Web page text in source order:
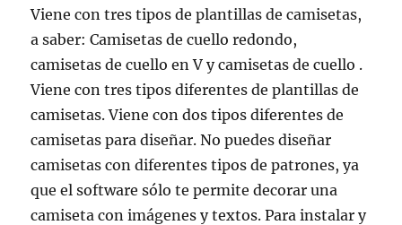
Viene con tres tipos de plantillas de camisetas,
a saber: Camisetas de cuello redondo,
camisetas de cuello en V y camisetas de cuello .
Viene con tres tipos diferentes de plantillas de
camisetas. Viene con dos tipos diferentes de
camisetas para diseñar. No puedes diseñar
camisetas con diferentes tipos de patrones, ya
que el software sólo te permite decorar una
camiseta con imágenes y textos. Para instalar y